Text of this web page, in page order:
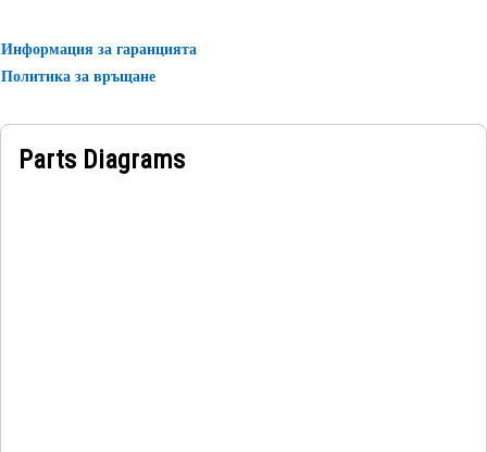
Информация за гаранцията
Политика за връщане
Parts Diagrams